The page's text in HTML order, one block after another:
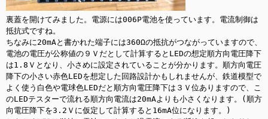
裏蓋を開けてみました。電源には006P電池を使っています。電流制御は
抵抗式ですね。
ちなみに20mAと書かれた端子には360Ωの抵抗がつながっていますので、
電池の電圧が公称値の９Ｖだとして計算するとLEDの想定順方向電圧降下
は1.8Ｖとなり、小さめに設定されていることが分かります。順方向電圧
降下の小さい赤色LEDを想定した回路設計かもしれませんが、鉄道模型で
よく使う白色や電球色LEDだと順方向電圧降下は３Ｖ位ありますので、こ
のLEDテスターで流れる順方向電流は20mAよりも小さくなります。(順方
向電圧降下を3.2Ｖに仮定して計算すると16mA位になります。)